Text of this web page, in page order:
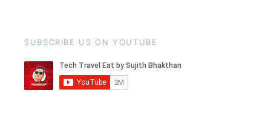
SUBSCRIBE US ON YOUTUBE